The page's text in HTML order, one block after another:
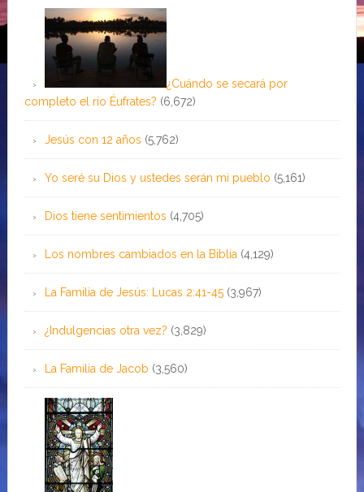
¿Cuándo se secará por
completo el río Éufrates? (6,672)
Jesús con 12 años (5,762)
Yo seré su Dios y ustedes serán mi pueblo (5,161)
Dios tiene sentimientos (4,705)
Los nombres cambiados en la Biblia (4,129)
La Familia de Jesús: Lucas 2:41-45 (3,967)
¿Indulgencias otra vez? (3,829)
La Familia de Jacob (3,560)